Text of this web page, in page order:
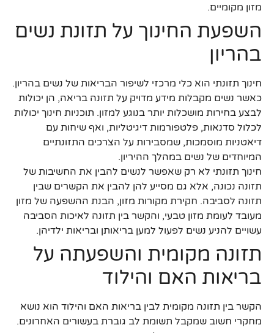
מזון מקומיים.
השפעת החינוך על תזונת נשים
בהריון
חינוך תזונתי הוא כלי מרכזי לשיפור הבריאות של נשים בהריון.
כאשר נשים מקבלות מידע מדויק על תזונה בריאה, הן יכולות
לבצע בחירות מושכלות יותר בנוגע למזון. תוכניות חינוך יכולות
לכלול סדנאות, פלטפורמות דיגיטליות, ואף שיחות עם
דיאטניות מוסמכות, שמסבירות על הצרכים התזונתיים
המיוחדים של נשים במהלך ההיריון.
חינוך תזונתי לא רק שאפשר לנשים להבין את החשיבות של
תזונה נכונה, אלא גם מסייע להן להבין את הקשרים שבין
תזונה לסביבה. חקירת מקורות מזון, הבנת ההשפעה של מזון
מעובד לעומת מזון טבעי, והקשר בין תזונה לאיכות הסביבה
עשויים להניע נשים לפעול למען בריאותן ובריאות ילדיהן.
תזונה מקומית והשפעתה על
בריאות האם והילוד
הקשר בין תזונה מקומית לבין בריאות האם והילוד הוא נושא
מחקרי חשוב שמקבל תשומת לב גוברת בעשורים האחרונים.